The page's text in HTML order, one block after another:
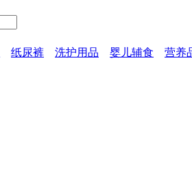
纸尿裤 洗护用品 婴儿辅食 营养